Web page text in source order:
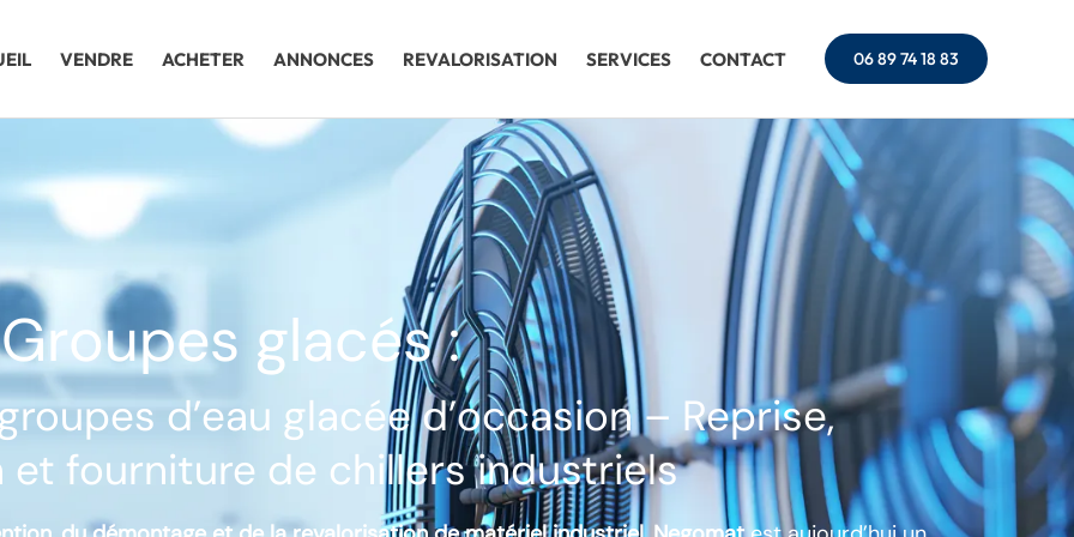
VENDRE ACHETER ANNONCES REVALORISATION SERVICES CONTACT 06 89 74 18 83
Groupes glacés :
d’eau glacée d’occasion – Reprise,
et fourniture de chillers industriels